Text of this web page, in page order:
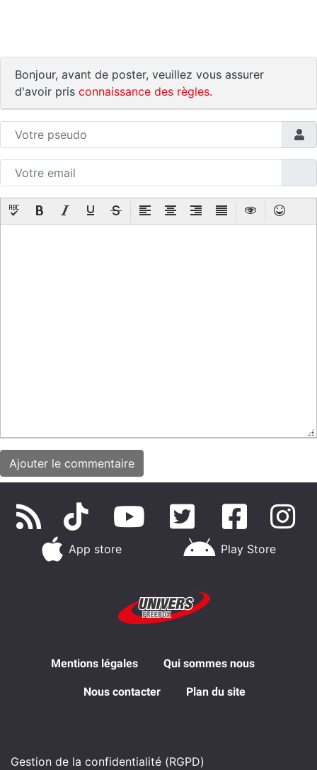
Bonjour, avant de poster, veuillez vous assurer
d'avoir pris connaissance des règles.
App store Play Store
Mentions légales Qui sommes nous
Nous contacter Plan du site
Gestion de la confidentialité (RGPD)